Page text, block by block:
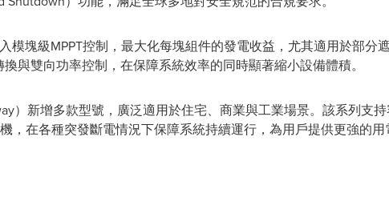
模塊級MPPT控制，最大化每塊組件的發電收益，尤其適用於部分
與雙向功率控制，在保障系統效率的同時顯著縮小設備體積。
）新增多款型號，廣泛適用於住宅、商業與工業場景。該系列支
，在各種突發斷電情況下保障系統持續運行，為用戶提供更強的用